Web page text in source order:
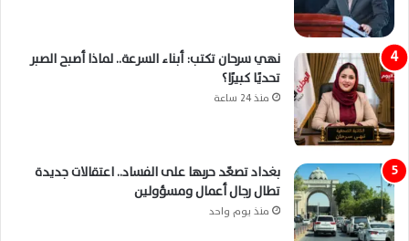
نهي سرحان تكتب: أبناء السرعة.. لماذا أصبح الصبر
تحديًا كبيرًا؟
منذ 24 ساعة
بغداد تصعّد حربها على الفساد.. اعتقالات جديدة
تطال رجال أعمال ومسؤولين
منذ يوم واحد